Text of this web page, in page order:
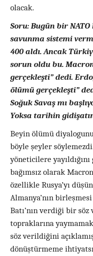
olacak.
Soru: Bugün bir
savunma sistemi
400 aldı. Ancak
sorun oldu bu.
gerçekleşti” dedi.
ölümü gerçekleşti”
Soğuk Savaş mı
Yoksa tarihin
Beyin ölümü
böyle şeyler
yöneticilere
bağımsız olarak
özellikle Rusya’yı
Almanya’nın
Batı’nın verdiği bir söz
topraklarına
söz verildiğini
dönüştürmeme